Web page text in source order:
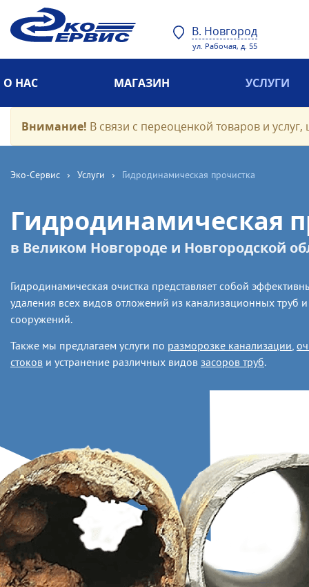
В. Новгород
ул. Рабочая, д. 55
О НАС МАГАЗИН УСЛУГИ
Внимание! В связи с переоценкой товаров и
Эко-Cервис › Услуги › Гидродинамическая прочистка
Гидродинамическая
в Великом Новгороде и Новгородской
Гидродинамическая очистка представляет собой
удаления всех видов отложений из канализационных труб
сооружений.
Также мы предлагаем услуги по разморозке канализации,
стоков и устранение различных видов засоров труб.